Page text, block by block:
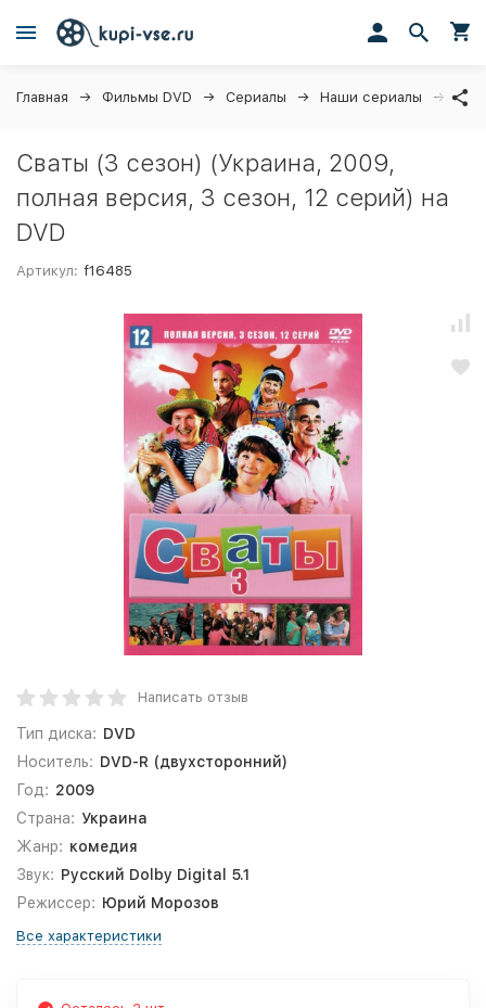
Главная Фильмы DVD Сериалы Наши сериалы
Сваты (3 сезон) (Украина, 2009,
полная версия, 3 сезон, 12 серий) на
DVD
Артикул: f16485
Написать отзыв
Тип диска: DVD
Носитель: DVD-R (двухсторонний)
Год: 2009
Страна: Украина
Жанр: комедия
Звук: Русский Dolby Digital 5.1
Режиссер: Юрий Морозов
Все характеристики